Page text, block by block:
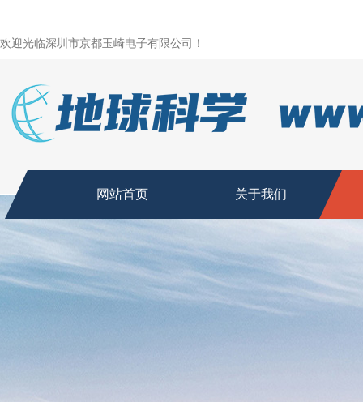
欢迎光临深圳市京都玉崎电子有限公司！
网站首页 关于我们